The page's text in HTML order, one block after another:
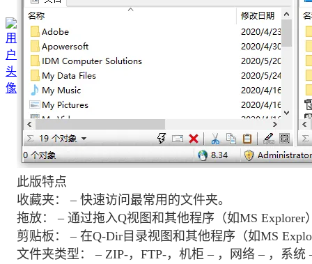
此版特点
收藏夹： – 快速访问最常用的文件夹。
拖放： – 通过拖入Q视图和其他程序（如MS Explorer
剪贴板： – 在Q-Dir目录视图和其他程序（如MS
文件夹类型： – ZIP-，FTP-，机柜 – ，网络 – ，系